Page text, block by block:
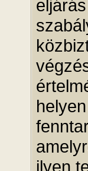
ilyen